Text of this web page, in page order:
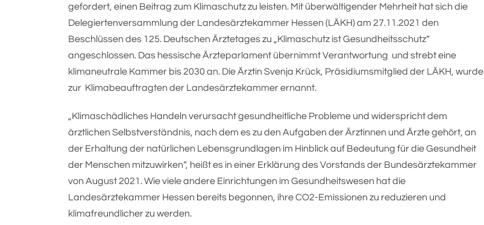
gefordert, einen Beitrag zum Klimaschutz zu leisten. Mit überwältigender Mehrheit hat sich die
Delegiertenversammlung der Landesärztekammer Hessen (LÄKH) am 27.11.2021 den
Beschlüssen des 125. Deutschen Ärztetages zu „Klimaschutz ist Gesundheitsschutz“
angeschlossen. Das hessische Ärzteparlament übernimmt Verantwortung und strebt eine
klimaneutrale Kammer bis 2030 an. Die Ärztin Svenja Krück, Präsidiumsmitglied der LÄKH, wurde
zur Klimabeauftragten der Landesärztekammer ernannt.
„Klimaschädliches Handeln verursacht gesundheitliche Probleme und widerspricht dem
ärztlichen Selbstverständnis, nach dem es zu den Aufgaben der Ärztinnen und Ärzte gehört, an
der Erhaltung der natürlichen Lebensgrundlagen im Hinblick auf Bedeutung für die Gesundheit
der Menschen mitzuwirken“, heißt es in einer Erklärung des Vorstands der Bundesärztekammer
von August 2021. Wie viele andere Einrichtungen im Gesundheitswesen hat die
Landesärztekammer Hessen bereits begonnen, ihre CO2-Emissionen zu reduzieren und
klimafreundlicher zu werden.